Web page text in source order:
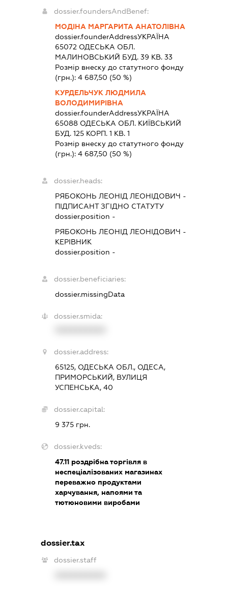
dossier.foundersAndBenef:
МОДІНА МАРГАРИТА АНАТОЛІВНА
dossier.founderAddressУКРАЇНА
65072 ОДЕСЬКА ОБЛ.
МАЛИНОВСЬКИЙ БУД. 39 КВ. 33
Розмір внеску до статутного фонду
(грн.): 4 687,50 (50 %)
КУРДЕЛЬЧУК ЛЮДМИЛА
ВОЛОДИМИРІВНА
dossier.founderAddressУКРАЇНА
65088 ОДЕСЬКА ОБЛ. КИЇВСЬКИЙ
БУД. 125 КОРП. 1 КВ. 1
Розмір внеску до статутного фонду
(грн.): 4 687,50 (50 %)
dossier.heads:
РЯБОКОНЬ ЛЕОНІД ЛЕОНІДОВИЧ -
ПІДПИСАНТЗГІДНО СТАТУТУ
dossier.position -
РЯБОКОНЬ ЛЕОНІД ЛЕОНІДОВИЧ -
КЕРІВНИК
dossier.position -
dossier.beneficiaries:
dossier.missingData
dossier.smida:
dossier.address:
65125, ОДЕСЬКА ОБЛ., ОДЕСА,
ПРИМОРСЬКИЙ, ВУЛИЦЯ
УСПЕНСЬКА, 40
dossier.capital:
9 375 грн.
dossier.kveds:
47.11роздрібна торгівля в
неспеціалізованих магазинах
переважно продуктами
харчування, напоями та
тютюновими виробами
dossier.tax
dossier.staff